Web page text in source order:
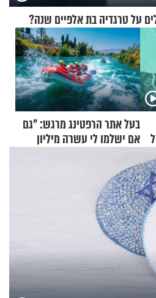
על טרגדיה בת אלפיים שנה?
בעל אתר הרפטינג מרגש: "גם
אם ישלמו לי עשרה מיליון